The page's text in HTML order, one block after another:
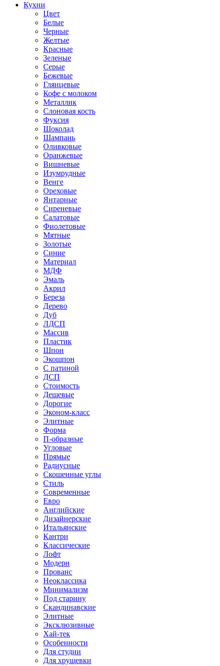
Кухни
Цвет
Белые
Черные
Желтые
Красные
Зеленые
Серые
Бежевые
Глянцевые
Кофе с молоком
Металлик
Слоновая кость
Фуксия
Шоколад
Шампань
Оливковые
Оранжевые
Вишневые
Изумрудные
Венге
Ореховые
Янтарные
Сиреневые
Салатовые
Фиолетовые
Мятные
Золотые
Синие
Материал
МДФ
Эмаль
Акрил
Береза
Дерево
Дуб
ЛДСП
Массив
Пластик
Шпон
Экошпон
С патиной
ДСП
Стоимость
Дешевые
Дорогие
Эконом-класс
Элитные
Форма
П-образные
Угловые
Прямые
Радиусные
Скошенные углы
Стиль
Современные
Евро
Английские
Дизайнерские
Итальянские
Кантри
Классические
Лофт
Модерн
Прованс
Неоклассика
Минимализм
Под старину
Скандинавские
Элитные
Эксклюзивные
Хай-тек
Особенности
Для студии
Для хрущевки